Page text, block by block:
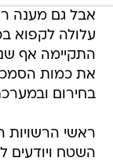
אבל גם מענה
עלולה לקפוא
התקיימה אף
את כמות
בחירום
ראשי הרשויות
השטח ויודעים